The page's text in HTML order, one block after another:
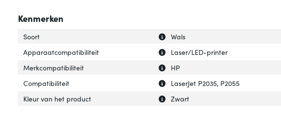
Kenmerken
Uitleg over 'Soort'
Verberg uitleg over 'Soort'
Soort
Wals
Uitleg over 'Apparaatcompatibiliteit'
Verberg uitleg over
Apparaatcompatibiliteit
Laser/LED-printer
Uitleg over 'Merkcompatibiliteit'
Verberg uitleg over
Merkcompatibiliteit
HP
Uitleg over 'Compatibiliteit'
Verberg uitleg over 'Compatibiliteit'
Compatibiliteit
LaserJet P2035, P2055
Uitleg over 'Kleur van het product'
Verberg uitleg over 'Kleur van het
Kleur van het product Zwart